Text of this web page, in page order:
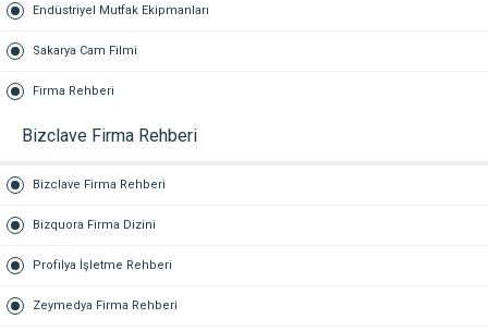
Endüstriyel Mutfak Ekipmanları
Sakarya Cam Filmi
Firma Rehberi
Bizclave Firma Rehberi
Bizclave Firma Rehberi
Bizquora Firma Dizini
Profilya İşletme Rehberi
Zeymedya Firma Rehberi